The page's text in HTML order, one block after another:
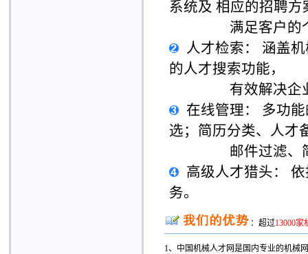
系统及 相应的招聘方
满足客户的
人才检索： 涵盖
的人才搜索功能，
有效解决企
在线管理： 多功
选；简历分类、人才
邮件过滤、
高级人才猎头： 依
务。
：超过13000家
1、中国机械人才网是国内专业的机械